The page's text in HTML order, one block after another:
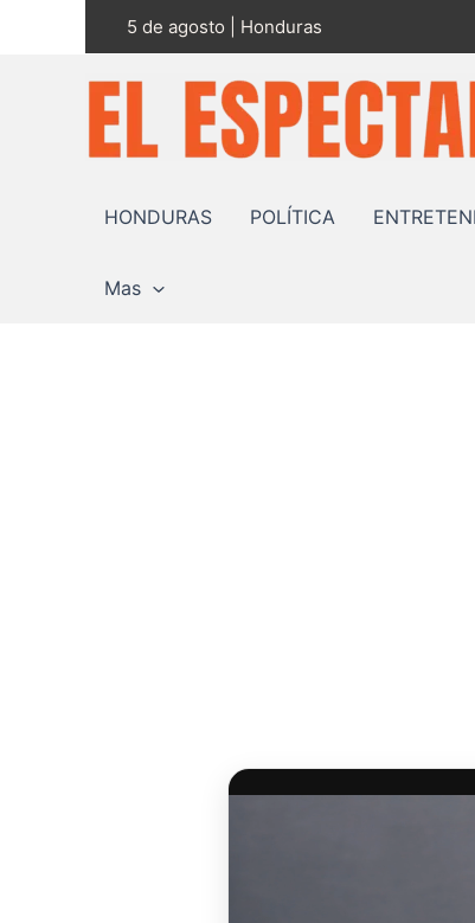
5 de agosto | Honduras
HONDURAS POLÍTICA
Mas